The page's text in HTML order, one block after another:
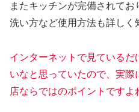
またキッチンが完備されて
洗い方など使用方法も詳しく
インターネットで見ているだ
いなと思っていたので、実
店ならではのポイントですよ